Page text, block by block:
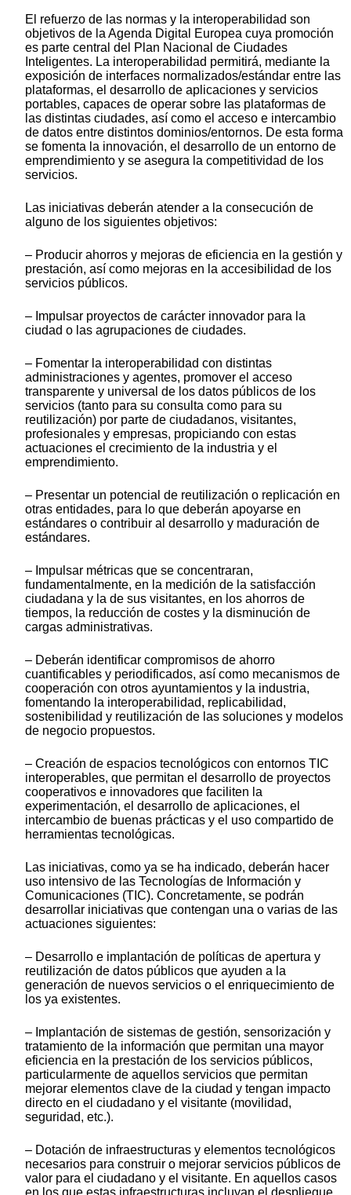
El refuerzo de las normas y la interoperabilidad son
objetivos de la Agenda Digital Europea cuya promoción
es parte central del Plan Nacional de Ciudades
Inteligentes. La interoperabilidad permitirá, mediante la
exposición de interfaces normalizados/estándar entre las
plataformas, el desarrollo de aplicaciones y servicios
portables, capaces de operar sobre las plataformas de
las distintas ciudades, así como el acceso e intercambio
de datos entre distintos dominios/entornos. De esta forma
se fomenta la innovación, el desarrollo de un entorno de
emprendimiento y se asegura la competitividad de los
servicios.
Las iniciativas deberán atender a la consecución de
alguno de los siguientes objetivos:
– Producir ahorros y mejoras de eficiencia en la gestión y
prestación, así como mejoras en la accesibilidad de los
servicios públicos.
– Impulsar proyectos de carácter innovador para la
ciudad o las agrupaciones de ciudades.
– Fomentar la interoperabilidad con distintas
administraciones y agentes, promover el acceso
transparente y universal de los datos públicos de los
servicios (tanto para su consulta como para su
reutilización) por parte de ciudadanos, visitantes,
profesionales y empresas, propiciando con estas
actuaciones el crecimiento de la industria y el
emprendimiento.
– Presentar un potencial de reutilización o replicación en
otras entidades, para lo que deberán apoyarse en
estándares o contribuir al desarrollo y maduración de
estándares.
– Impulsar métricas que se concentraran,
fundamentalmente, en la medición de la satisfacción
ciudadana y la de sus visitantes, en los ahorros de
tiempos, la reducción de costes y la disminución de
cargas administrativas.
– Deberán identificar compromisos de ahorro
cuantificables y periodificados, así como mecanismos de
cooperación con otros ayuntamientos y la industria,
fomentando la interoperabilidad, replicabilidad,
sostenibilidad y reutilización de las soluciones y modelos
de negocio propuestos.
– Creación de espacios tecnológicos con entornos TIC
interoperables, que permitan el desarrollo de proyectos
cooperativos e innovadores que faciliten la
experimentación, el desarrollo de aplicaciones, el
intercambio de buenas prácticas y el uso compartido de
herramientas tecnológicas.
Las iniciativas, como ya se ha indicado, deberán hacer
uso intensivo de las Tecnologías de Información y
Comunicaciones (TIC). Concretamente, se podrán
desarrollar iniciativas que contengan una o varias de las
actuaciones siguientes:
– Desarrollo e implantación de políticas de apertura y
reutilización de datos públicos que ayuden a la
generación de nuevos servicios o el enriquecimiento de
los ya existentes.
– Implantación de sistemas de gestión, sensorización y
tratamiento de la información que permitan una mayor
eficiencia en la prestación de los servicios públicos,
particularmente de aquellos servicios que permitan
mejorar elementos clave de la ciudad y tengan impacto
directo en el ciudadano y el visitante (movilidad,
seguridad, etc.).
– Dotación de infraestructuras y elementos tecnológicos
necesarios para construir o mejorar servicios públicos de
valor para el ciudadano y el visitante. En aquellos casos